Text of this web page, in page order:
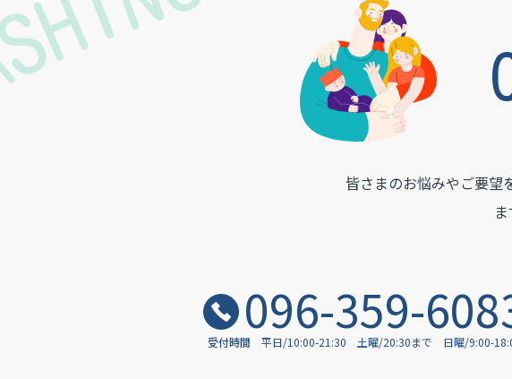
皆さまのお悩みやご要望
096-359-
受付時間 平日/10:00-21:30 土曜/20:30まで 日曜/9:00-